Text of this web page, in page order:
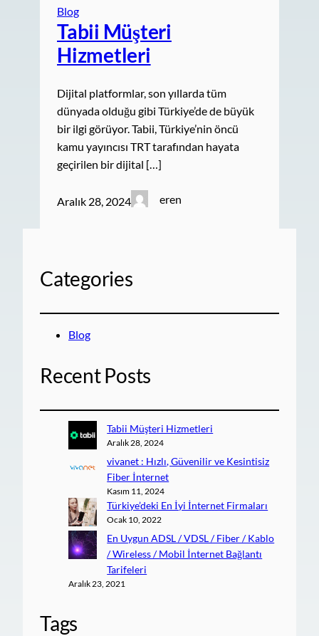
Blog
Tabii Müşteri
Hizmetleri
Dijital platformlar, son yıllarda tüm
dünyada olduğu gibi Türkiye’de de büyük
bir ilgi görüyor. Tabii, Türkiye’nin öncü
kamu yayıncısı TRT tarafından hayata
geçirilen bir dijital […]
Aralık 28, 2024 eren
Categories
Blog
Recent Posts
Tabii Müşteri Hizmetleri
Aralık 28, 2024
vivanet : Hızlı, Güvenilir ve Kesintisiz
Fiber İnternet
Kasım 11, 2024
Türkiye’deki En İyi İnternet Firmaları
Ocak 10, 2022
En Uygun ADSL / VDSL / Fiber / Kablo
/ Wireless / Mobil İnternet Bağlantı
Tarifeleri
Aralık 23, 2021
Tags